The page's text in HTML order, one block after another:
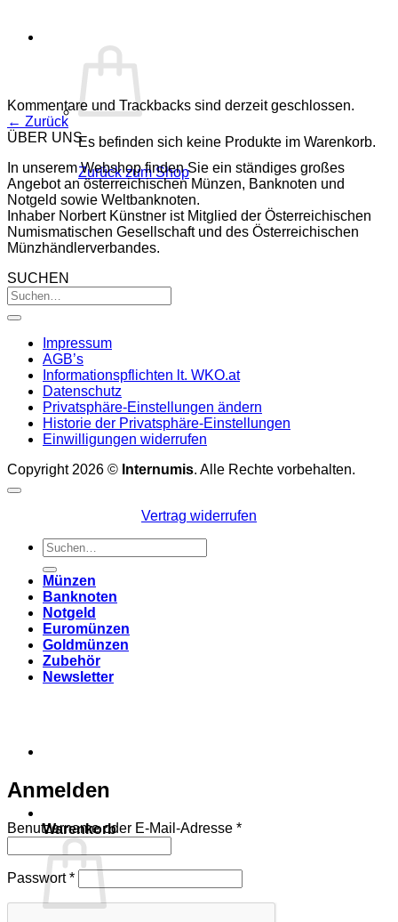
Es befinden sich keine Produkte im Warenkorb.
Zurück zum Shop
Warenkorb
Kommentare und Trackbacks sind derzeit geschlossen.
← Zurück
ÜBER UNS
In unserem Webshop finden Sie ein ständiges großes
Angebot an österreichischen Münzen, Banknoten und
Notgeld sowie Weltbanknoten.
Inhaber Norbert Künstner ist Mitglied der Österreichischen
Numismatischen Gesellschaft und des Österreichischen
Münzhändlerverbandes.
SUCHEN
Impressum
AGB’s
Informationspflichten lt. WKO.at
Datenschutz
Privatsphäre-Einstellungen ändern
Historie der Privatsphäre-Einstellungen
Einwilligungen widerrufen
Copyright 2026 © Internumis. Alle Rechte vorbehalten.
Vertrag widerrufen
Suchen
nach:
Münzen
Banknoten
Notgeld
Euromünzen
Goldmünzen
Zubehör
Newsletter
Anmelden
Benutzername oder E-Mail-Adresse *Erforderlich
Passwort*Erforderlich